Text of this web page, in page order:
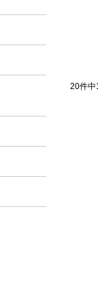
20件中